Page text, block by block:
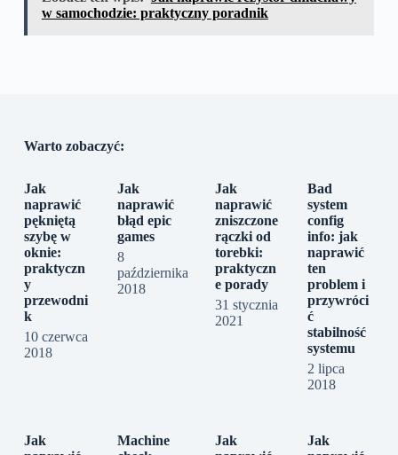
w samochodzie: praktyczny poradnik
Warto zobaczyć:
Jak
naprawić
pękniętą
szybę w
oknie:
praktyczn
y
przewodni
k
10 czerwca
2018
Jak
naprawić
błąd epic
games
8
października
2018
Jak
naprawić
zniszczone
rączki od
torebki:
praktyczn
e porady
31 stycznia
2021
Bad
system
config
info: jak
naprawić
ten
problem i
przywróci
ć
stabilność
systemu
2 lipca
2018
Jak
Machine
Jak
Jak